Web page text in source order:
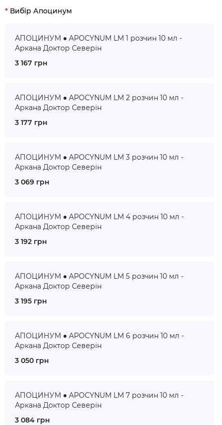
Вибір Апоцинум
АПОЦИНУМ ● APOCYNUM LM 1 розчин 10 мл -
Аркана Доктор Северін
3 167 грн
АПОЦИНУМ ● APOCYNUM LM 2 розчин 10 мл -
Аркана Доктор Северін
3 177 грн
АПОЦИНУМ ● APOCYNUM LM 3 розчин 10 мл -
Аркана Доктор Северін
3 069 грн
АПОЦИНУМ ● APOCYNUM LM 4 розчин 10 мл -
Аркана Доктор Северін
3 192 грн
АПОЦИНУМ ● APOCYNUM LM 5 розчин 10 мл -
Аркана Доктор Северін
3 195 грн
АПОЦИНУМ ● APOCYNUM LM 6 розчин 10 мл -
Аркана Доктор Северін
3 050 грн
АПОЦИНУМ ● APOCYNUM LM 7 розчин 10 мл -
Аркана Доктор Северін
3 084 грн